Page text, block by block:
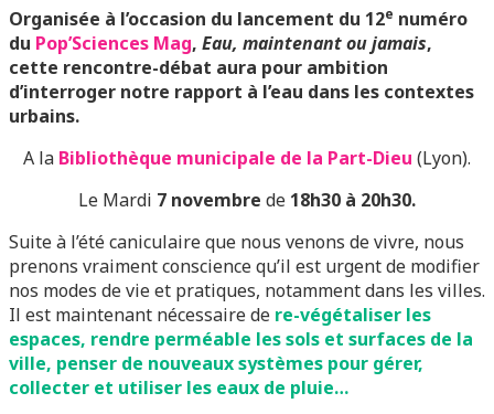
Organisée à l’occasion du lancement du 12e numéro
du Pop’Sciences Mag, Eau, maintenant ou jamais,
cette rencontre-débat aura pour ambition
d’interroger notre rapport à l’eau dans les contextes
urbains.
A la Bibliothèque municipale de la Part-Dieu (Lyon).
Le Mardi 7 novembre de 18h30 à 20h30.
Suite à l’été caniculaire que nous venons de vivre, nous
prenons vraiment conscience qu’il est urgent de modifier
nos modes de vie et pratiques, notamment dans les villes.
Il est maintenant nécessaire de re-végétaliser les
espaces, rendre perméable les sols et surfaces de la
ville, penser de nouveaux systèmes pour gérer,
collecter et utiliser les eaux de pluie…